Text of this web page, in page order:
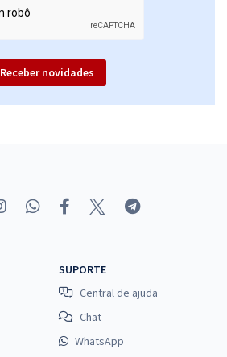
Receber novidades
SUPORTE
Central de ajuda
Chat
WhatsApp